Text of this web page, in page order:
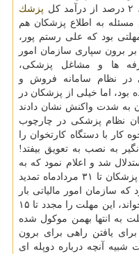
پزشك
به اطلاع پزشكان هم
۲۳مرداد ۱۳۹۸ اولین مهلتی بود كه علی رستم پور،
برون سپاری سازمان امور
ها و مشاغل پزشكی،
در نظام سامانه فروش و
بود، اما خیلی از پزشكان در
به شدت واكنش نشان دادند
نظام پزشكی در چارچوب
كار با دستگاه كارتخوان را
به نصب به تعویق بیفتد!
شد و اعلام نمود كه به
سبب آماده نبودن زیرساخت ها مهلت پزشكان تا ۳۱ مردادماه تمدید
منتهی به ۳۱مرداد بود كه سازمان امور مالیاتی بار
دیگر به سبب آن چه «مشكلات فنی» خواند، این مهلت را مجدد تا ۱۵
به انتها بهمن موكول شده
یافتن راهی برای برون
آنچه درباره دوپله ای